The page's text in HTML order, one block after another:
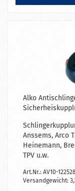
Alko
Anssems, Arco
Heinemann,
TPV u.w.
Art.Nr.: AV10-
Versandgewicht: